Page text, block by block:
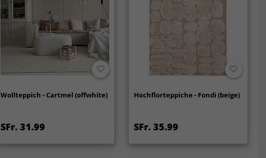
Wollteppich - Cartmel (offwhite)
SFr. 31.99
Hochflorteppiche - Fondi (beige)
SFr. 35.99